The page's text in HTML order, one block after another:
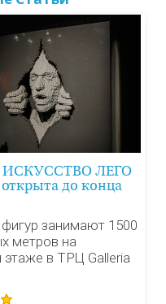
ИСКУССТВО ЛЕГО
до конца
занимают 1500
метров на
этаже в ТРЦ Galleria